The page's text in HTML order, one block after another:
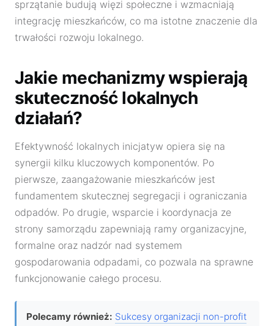
sprzątanie budują więzi społeczne i wzmacniają
integrację mieszkańców, co ma istotne znaczenie dla
trwałości rozwoju lokalnego.
Jakie mechanizmy wspierają
skuteczność lokalnych
działań?
Efektywność lokalnych inicjatyw opiera się na
synergii kilku kluczowych komponentów. Po
pierwsze, zaangażowanie mieszkańców jest
fundamentem skutecznej segregacji i ograniczania
odpadów. Po drugie, wsparcie i koordynacja ze
strony samorządu zapewniają ramy organizacyjne,
formalne oraz nadzór nad systemem
gospodarowania odpadami, co pozwala na sprawne
funkcjonowanie całego procesu.
Polecamy również: Sukcesy organizacji non-profit